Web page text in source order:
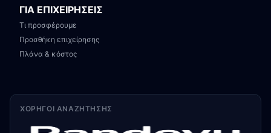
ΓΙΑ ΕΠΙΧΕΙΡΗΣΕΙΣ
Τι προσφέρουμε
Προσθήκη επιχείρησης
Πλάνα & κόστος
ΧΟΡΗΓΟΊ ΑΝΑΖΉΤΗΣΗΣ